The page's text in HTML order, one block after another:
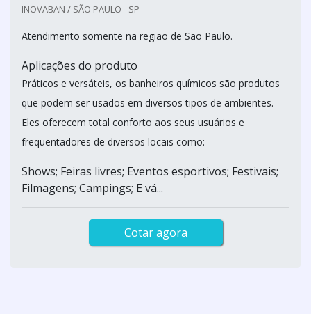
INOVABAN / SÃO PAULO - SP
Atendimento somente na região de São Paulo.
Aplicações do produto
Práticos e versáteis, os banheiros químicos são produtos
que podem ser usados em diversos tipos de ambientes.
Eles oferecem total conforto aos seus usuários e
frequentadores de diversos locais como:
Shows; Feiras livres; Eventos esportivos; Festivais;
Filmagens; Campings; E vá...
Cotar agora